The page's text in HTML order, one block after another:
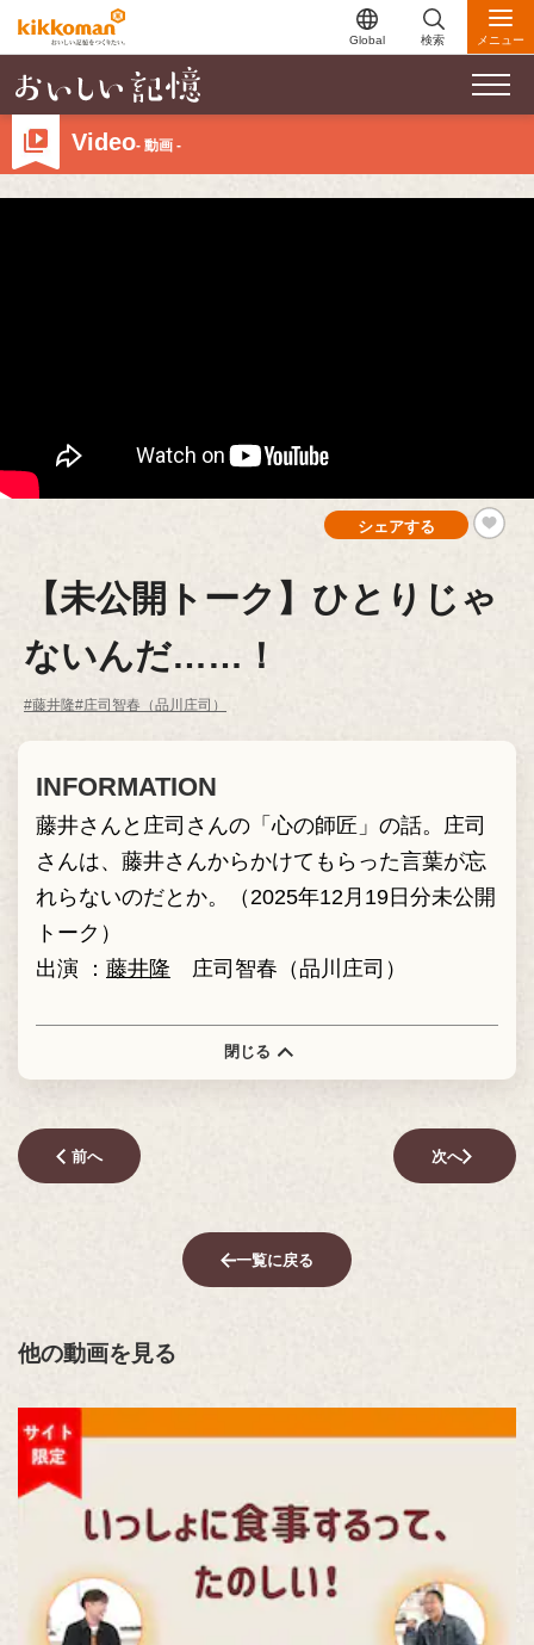
Global 検索 メニュー
Video- 動画 -
シェアする
【未公開トーク】ひとりじゃ
ないんだ……！
#藤井隆#庄司智春（品川庄司）
INFORMATION
藤井さんと庄司さんの「心の師匠」の話。庄司
さんは、藤井さんからかけてもらった言葉が忘
れらないのだとか。（2025年12月19日分未公開
トーク）
出演 ： 藤井隆 庄司智春（品川庄司）
閉じる
前へ 次へ
一覧に戻る
他の動画を見る